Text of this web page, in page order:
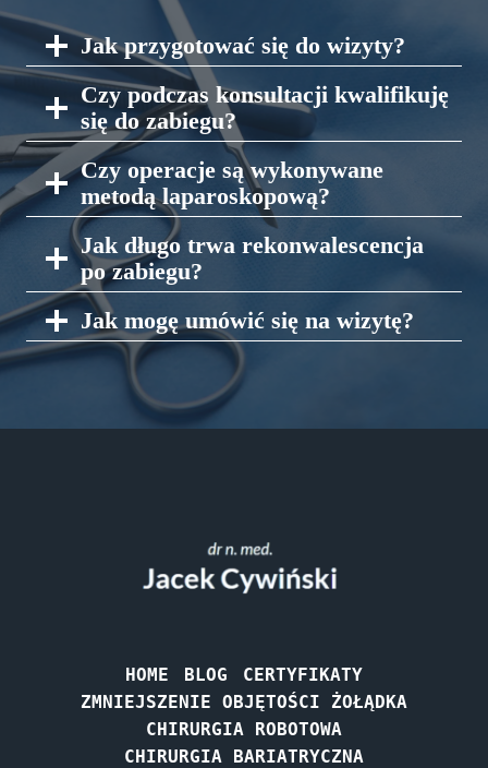
Jak przygotować się do wizyty?
Czy podczas konsultacji kwalifikuję
się do zabiegu?
Czy operacje są wykonywane
metodą laparoskopową?
Jak długo trwa rekonwalescencja
po zabiegu?
Jak mogę umówić się na wizytę?
HOME BLOG
CERTYFIKATY
ZMNIEJSZENIE OBJĘTOŚCI ŻOŁĄDKA
CHIRURGIA ROBOTOWA
CHIRURGIA BARIATRYCZNA